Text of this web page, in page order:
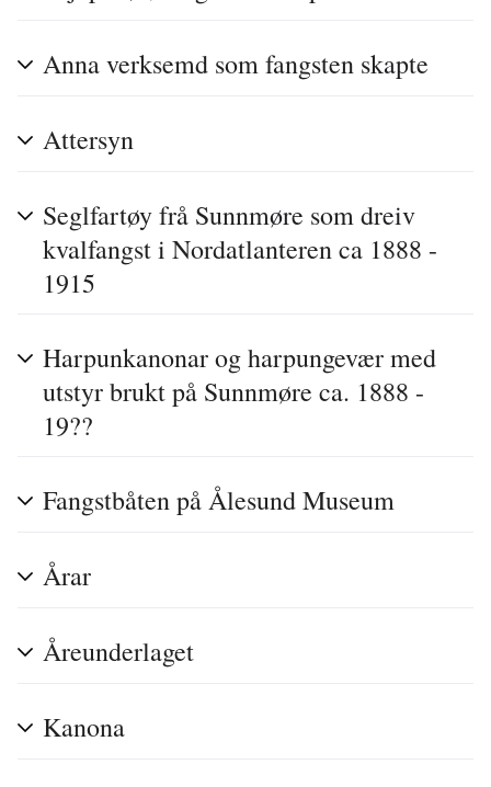
Anna verksemd som fangsten skapte
Attersyn
Seglfartøy frå Sunnmøre som dreiv
kvalfangst i Nordatlanteren ca 1888 -
1915
Harpunkanonar og harpungevær med
utstyr brukt på Sunnmøre ca. 1888 -
19??
Fangstbåten på Ålesund Museum
Årar
Åreunderlaget
Kanona